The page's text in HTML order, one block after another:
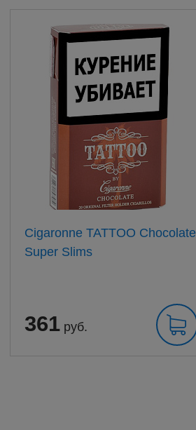
Cigaronne TATTOO Chocolate
Super Slims
361 руб.